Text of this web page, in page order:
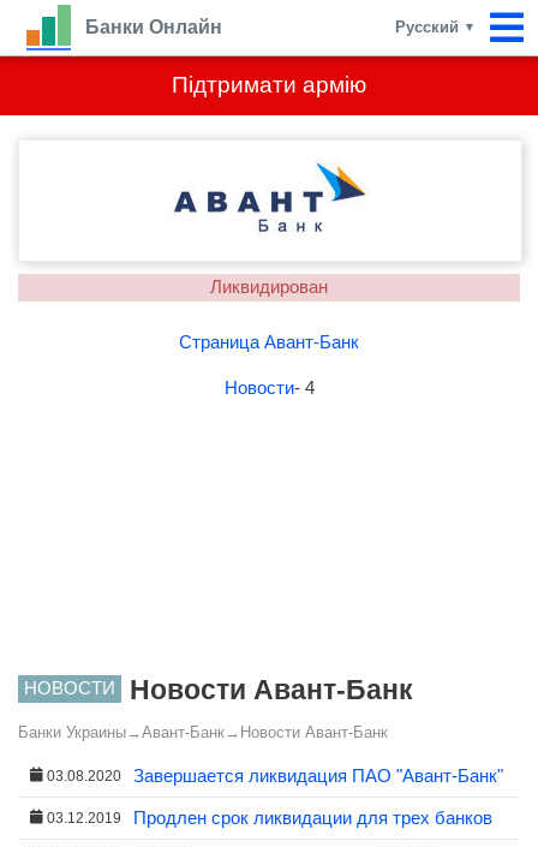
Підтримати армію
Банки Онлайн Русский ▼
Ликвидирован
Страница Авант-Банк
Новости- 4
НОВОСТИ Новости Авант-Банк
Банки Украины→ Авант-Банк→ Новости Авант-Банк
03.08.2020 Завершается ликвидация ПАО "Авант-Банк"
03.12.2019 Продлен срок ликвидации для трех банков